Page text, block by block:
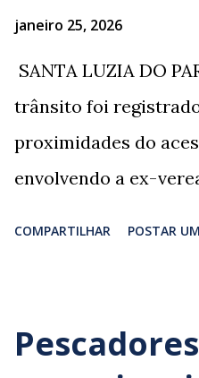
janeiro 25, 2026
SANTA LUZIA DO
trânsito foi
proximidades do
envolvendo a ex-
sepultamento de seu
COMPARTILHAR POSTAR